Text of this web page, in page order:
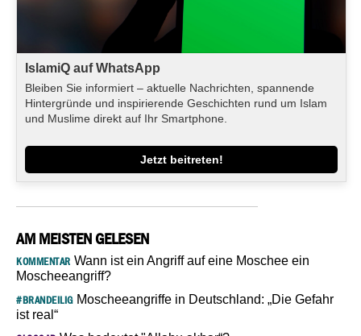
IslamiQ auf WhatsApp
Bleiben Sie informiert – aktuelle Nachrichten, spannende
Hintergründe und inspirierende Geschichten rund um Islam
und Muslime direkt auf Ihr Smartphone.
Jetzt beitreten!
AM MEISTEN GELESEN
KOMMENTAR Wann ist ein Angriff auf eine Moschee ein
Moscheeangriff?
#BRANDEILIGMoscheeangriffe in Deutschland: „Die Gefahr
ist real“